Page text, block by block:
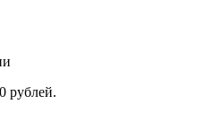
рублей.